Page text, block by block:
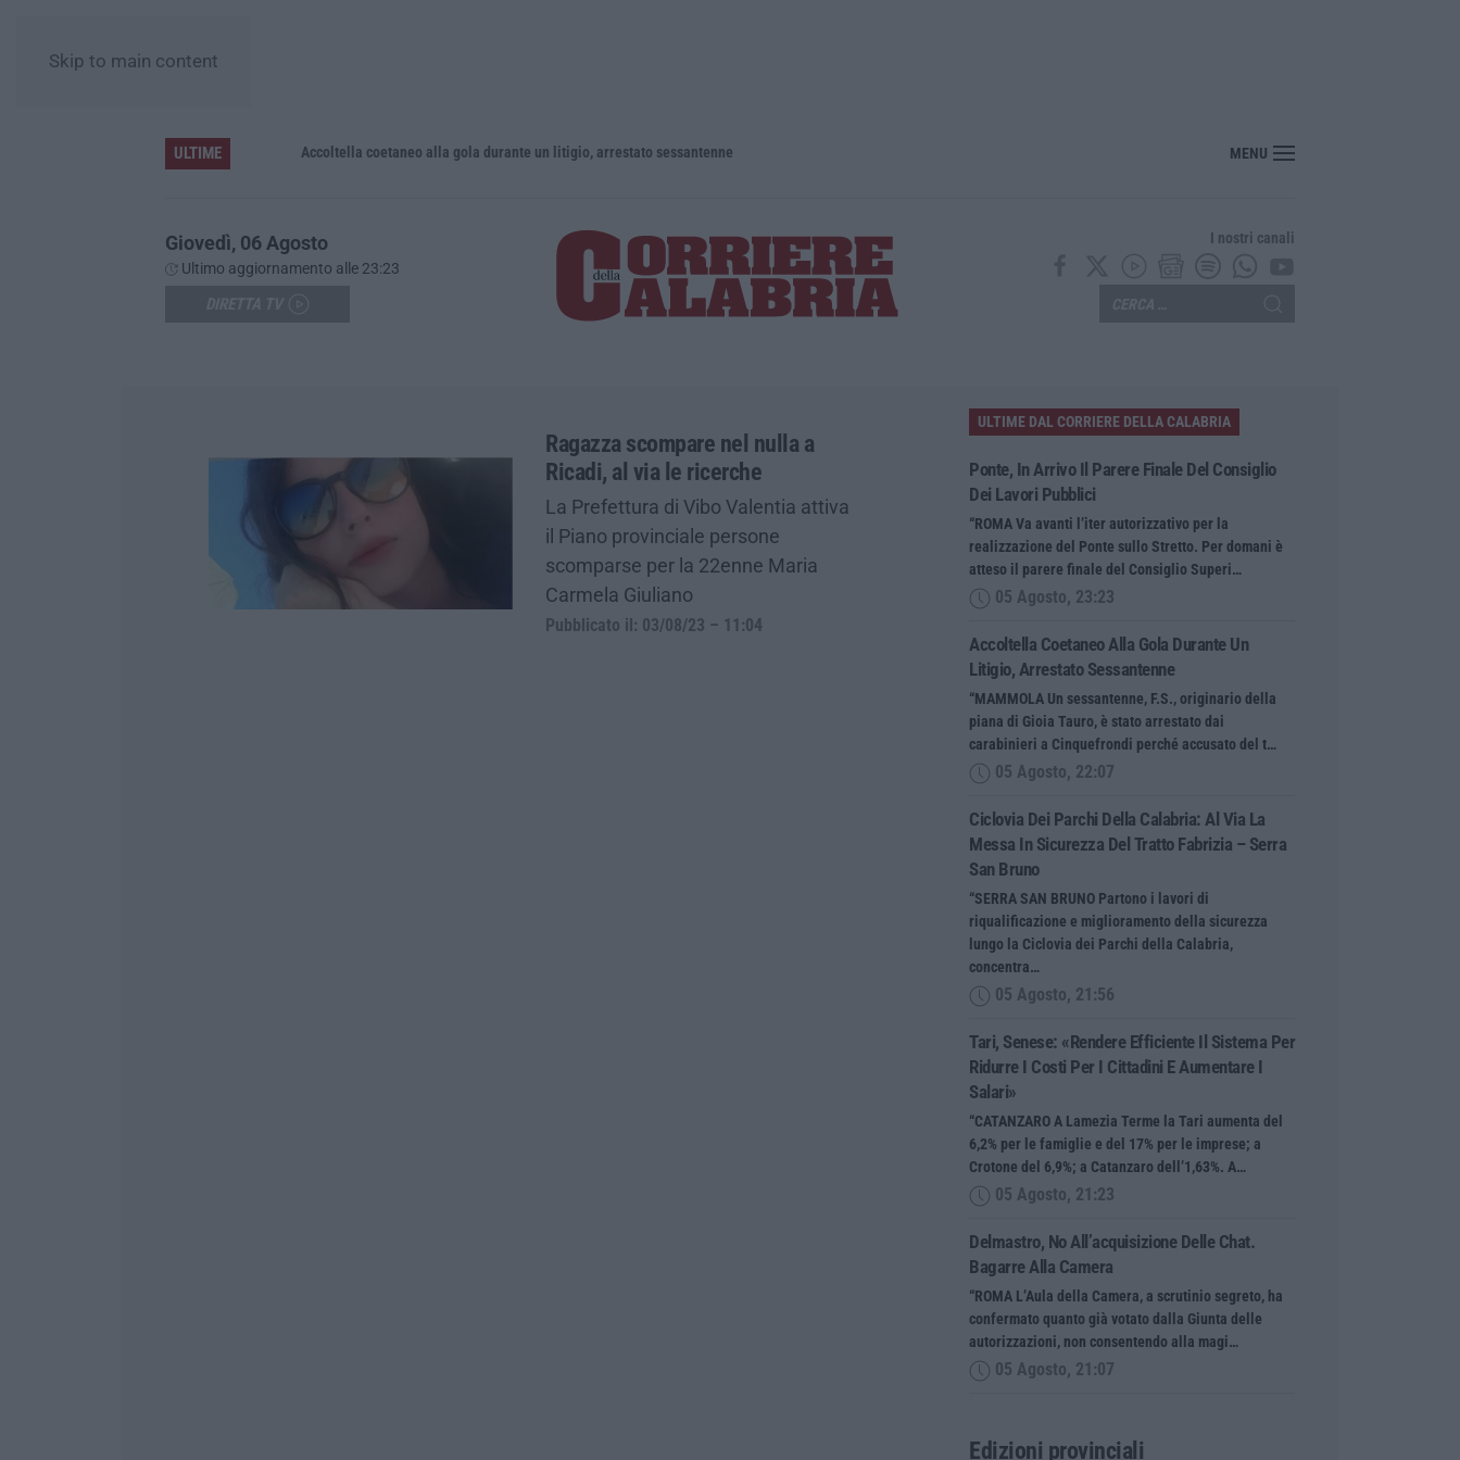
Skip to main content
ULTIME Accoltella coetaneo alla gola durante un litigio, arrestato sessantenne MENU
Giovedì, 06 Agosto
Ultimo aggiornamento alle 23:23
I nostri canali
Ragazza scompare nel nulla a
Ricadi, al via le ricerche
La Prefettura di Vibo Valentia attiva
il Piano provinciale persone
scomparse per la 22enne Maria
Carmela Giuliano
Pubblicato il: 03/08/23 – 11:04
ULTIME DAL CORRIERE DELLA CALABRIA
Ponte, In Arrivo Il Parere Finale Del Consiglio
Dei Lavori Pubblici
“ROMA Va avanti l’iter autorizzativo per la
realizzazione del Ponte sullo Stretto. Per domani è
atteso il parere finale del Consiglio Superi…
05 Agosto, 23:23
Accoltella Coetaneo Alla Gola Durante Un
Litigio, Arrestato Sessantenne
“MAMMOLA Un sessantenne, F.S., originario della
piana di Gioia Tauro, è stato arrestato dai
carabinieri a Cinquefrondi perché accusato del t…
05 Agosto, 22:07
Ciclovia Dei Parchi Della Calabria: Al Via La
Messa In Sicurezza Del Tratto Fabrizia – Serra
San Bruno
“SERRA SAN BRUNO Partono i lavori di
riqualificazione e miglioramento della sicurezza
lungo la Ciclovia dei Parchi della Calabria,
concentra…
05 Agosto, 21:56
Tari, Senese: «Rendere Efficiente Il Sistema Per
Ridurre I Costi Per I Cittadini E Aumentare I
Salari»
“CATANZARO A Lamezia Terme la Tari aumenta del
6,2% per le famiglie e del 17% per le imprese; a
Crotone del 6,9%; a Catanzaro dell’1,63%. A…
05 Agosto, 21:23
Delmastro, No All’acquisizione Delle Chat.
Bagarre Alla Camera
“ROMA L’Aula della Camera, a scrutinio segreto, ha
confermato quanto già votato dalla Giunta delle
autorizzazioni, non consentendo alla magi…
05 Agosto, 21:07
Edizioni provinciali